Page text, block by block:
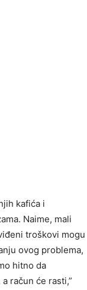
kafića i
Naime, mali
troškovi mogu
ovog problema,
hitno da
račun će rasti,”